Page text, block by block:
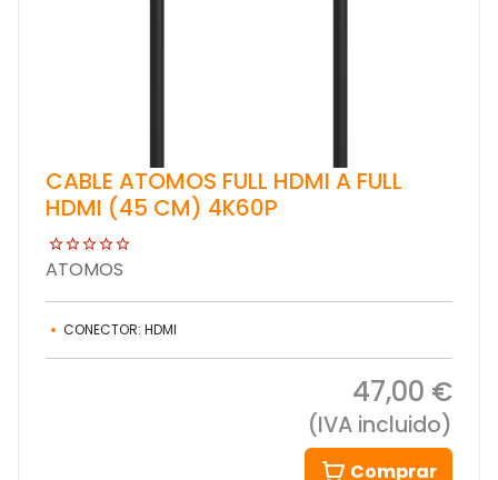
CABLE ATOMOS FULL HDMI A FULL
HDMI (45 CM) 4K60P
ATOMOS
CONECTOR: HDMI
47,00 €
(IVA incluido)
Comprar